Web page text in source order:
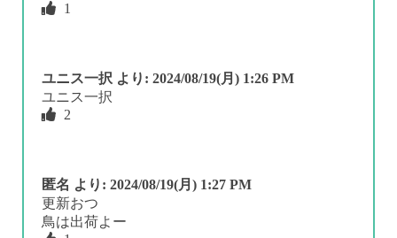
1
ユニス一択 より: 2024/08/19(月) 1:26 PM
ユニス一択
2
匿名 より: 2024/08/19(月) 1:27 PM
更新おつ
鳥は出荷よー